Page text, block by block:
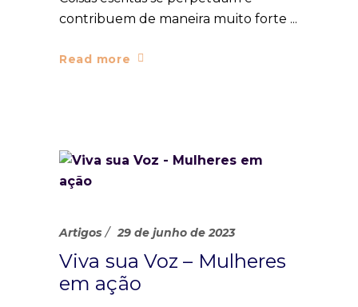
contribuem de maneira muito forte
Read more
Artigos 29 de junho de 2023
Viva sua Voz – Mulheres
em ação